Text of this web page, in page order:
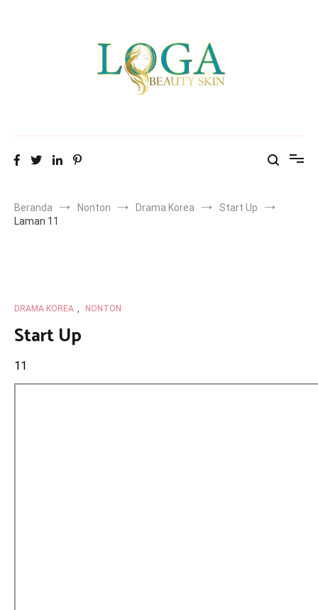
Mitra Loga Beauty Skin
Beranda Nonton Drama Korea
Start Up
Laman 11
DRAMA KOREA , NONTON
Start Up
11